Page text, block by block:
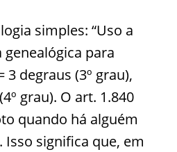
simples: “Uso a
genealógica para
degraus (3º grau),
grau). O art. 1.840
quando há alguém
significa que, em